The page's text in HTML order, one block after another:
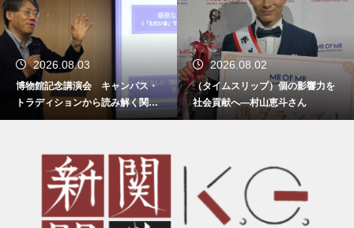
2026.08.03
博物館記念講演会 キャンパス・
トラディションから読み解く関西
学院
2026.08.02
（タイムスリップ）個の影響力を
社会貢献へ―村山恵斗さん